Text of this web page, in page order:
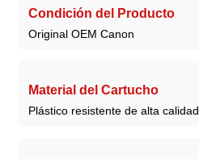
Condición del Producto
Original OEM Canon
Material del Cartucho
Plástico resistente de alta calidad